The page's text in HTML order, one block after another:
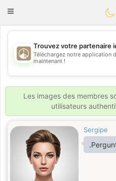
B
Toggle
💖
💕
Trouvez votre partenaire
Téléchargez notre application
maintenant !
Les images des membres
utilisateurs
Sergipe